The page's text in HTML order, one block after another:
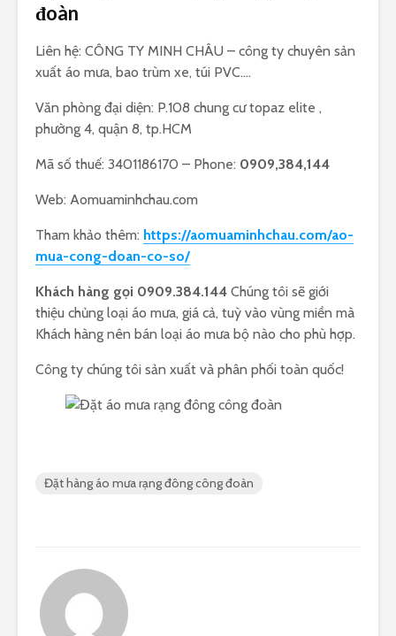
đoàn
Liên hệ: CÔNG TY MINH CHÂU – công ty chuyên sản
xuất áo mưa, bao trùm xe, túi PVC….
Văn phòng đại diện: P.108 chung cư topaz elite ,
phường 4, quận 8, tp.HCM
Mã số thuế: 3401186170 – Phone: 0909,384,144
Web: Aomuaminhchau.com
Tham khảo thêm: https://aomuaminhchau.com/ao-
mua-cong-doan-co-so/
Khách hàng gọi 0909.384.144 Chúng tôi sẽ giới
thiệu chủng loại áo mưa, giá cả, tuỳ vào vùng miền mà
Khách hàng nên bán loại áo mưa bộ nào cho phù hợp.
Công ty chúng tôi sản xuất và phân phối toàn quốc!
Đặt hàng áo mưa rạng đông công đoàn